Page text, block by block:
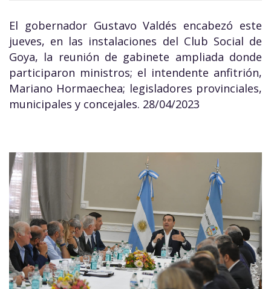
El gobernador Gustavo Valdés encabezó este
jueves, en las instalaciones del Club Social de
Goya, la reunión de gabinete ampliada donde
participaron ministros; el intendente anfitrión,
Mariano Hormaechea; legisladores provinciales,
municipales y concejales. 28/04/2023